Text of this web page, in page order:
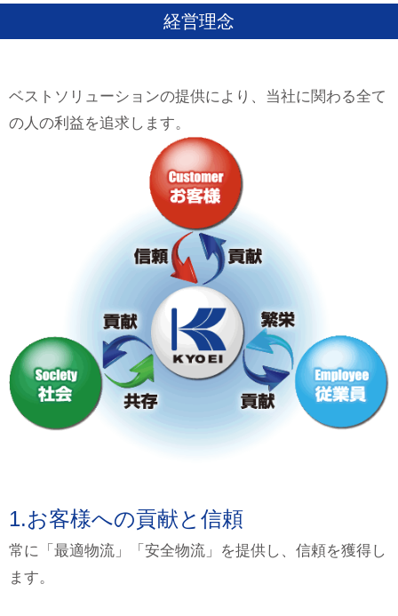
経営理念
ベストソリューションの提供により、当社に関わる全て
の人の利益を追求します。
1.お客様への貢献と信頼
常に「最適物流」「安全物流」を提供し、信頼を獲得し
ます。